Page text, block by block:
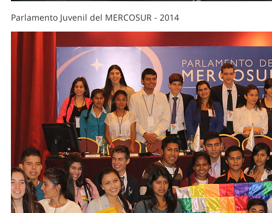
Parlamento Juvenil del MERCOSUR - 2014